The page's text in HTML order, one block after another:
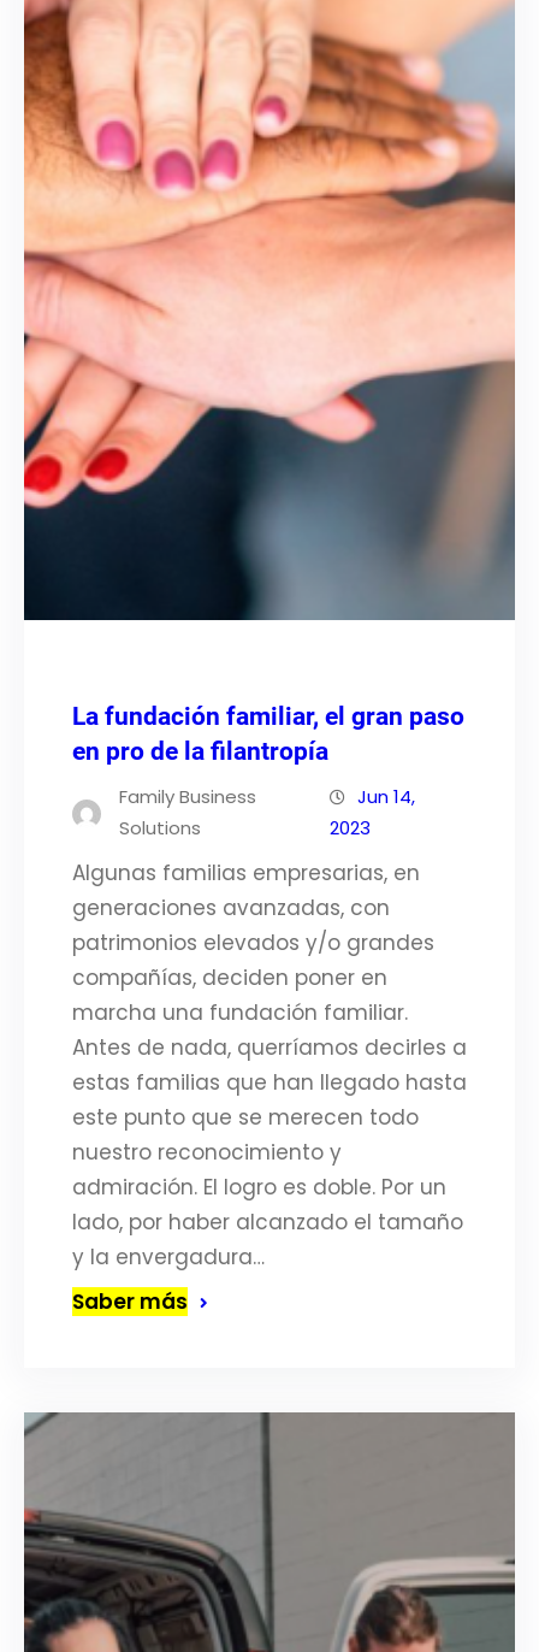
La fundación familiar, el gran paso
en pro de la filantropía
Family Business
Solutions
Jun 14,
2023
Algunas familias empresarias, en
generaciones avanzadas, con
patrimonios elevados y/o grandes
compañías, deciden poner en
marcha una fundación familiar.
Antes de nada, querríamos decirles a
estas familias que han llegado hasta
este punto que se merecen todo
nuestro reconocimiento y
admiración. El logro es doble. Por un
lado, por haber alcanzado el tamaño
y la envergadura…
Saber más